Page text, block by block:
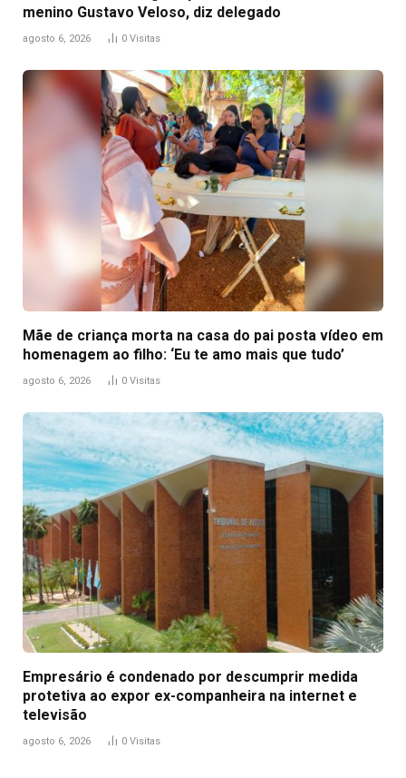
menino Gustavo Veloso, diz delegado
agosto 6, 2026 0 Visitas
Mãe de criança morta na casa do pai posta vídeo em
homenagem ao filho: ‘Eu te amo mais que tudo’
agosto 6, 2026 0 Visitas
Empresário é condenado por descumprir medida
protetiva ao expor ex-companheira na internet e
televisão
agosto 6, 2026 0 Visitas